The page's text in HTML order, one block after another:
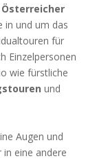
in und um das
für
Einzelpersonen
wie fürstliche
und
Augen und
eine andere